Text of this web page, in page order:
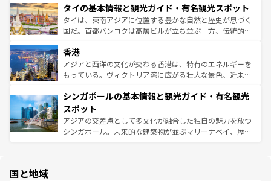
わってみてほしい。 なお、新着の韓国情報はコンテンツ一
覧 を参照してほしい。
急速な発展と共に伝統が息づく。ハノイの古い町並みやホ
ーチミン市のフランス統治時代の建物も、独特の雰囲気を
醸し出している。また、バラエティの豊かさとおいしさで
とつ。フォーやバインミー、ベトナムコーヒーなどは、ぜ
ひ現地で味わいたい。どの地域を訪れてもあたたかい人々
が旅行者を迎えてくれるので、きっと忘れられない旅にな
参照してほしい。
タイの基本情報と観光ガイド・有名観光スポット
タイは、東南アジアに位置する豊かな自然と歴史が息づく
国だ。首都バンコクは高層ビルが立ち並ぶ一方、伝統的な
の活気が交差している。北部ではチェンマイなどの山岳地
帯で自然と触れ合い、南部ではプーケットやクラビの美し
いビーチでリゾート気分を楽しむことができる。タイ料理
激する。気候は一年中温暖で、どの季節にも異なる楽しみ
が待っている。親しみやすいタイの人々、仏教を中心とし
た文化、そして多様な観光資源が、訪れる旅人を魅了し続
ける。 なお、新着のタイ情報はコンテンツ一覧を参照して
香港
アジアと西洋の文化が交わる香港は、特有のエネルギーを
もっている。ヴィクトリア湾に広がる壮大な景色、近未来
み、どこを訪れても感動するはず。観光スポットが密集し
ており、効率よく見どころを回れるのも魅力。息をのむよ
うな絶景から文化的な体験まで、香港を存分に楽しみ尽く
そう。 なお、新着の香港情報はコンテンツ一覧を参照して
シンガポールの基本情報と観光ガイド・有名観光
スポット
アジアの交差点として多文化が融合した独自の魅力を放つ
シンガポール。未来的な建築物が並ぶマリーナベイ、歴史
国と地域